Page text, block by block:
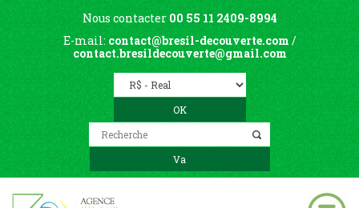
Nous contacter 00 55 11 2409-8994
E-mail: contact@bresil-decouverte.com /
contact.bresildecouverte@gmail.com